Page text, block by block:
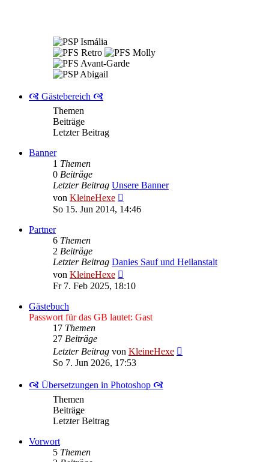
🙧 Gästebereich 🙧
Themen
Beiträge
Letzter Beitrag
Banner
1 Themen
0 Beiträge
Letzter Beitrag Unsere Banner
von KleineHexe
Beitrag
So 15. Jun 2014, 14:46
Partner
6 Themen
2 Beiträge
Letzter Beitrag Danies Sauf und Heilanstalt
von KleineHexe
Beitrag
Fr 7. Feb 2025, 18:10
Gästebuch
Passwort für das GB lautet: Gast
17 Themen
27 Beiträge
Letzter Beitrag von KleineHexe
So 7. Jun 2026, 17:53
🙧 Übersetzungen in Photoshop 🙧
Themen
Beiträge
Letzter Beitrag
Vorwort
5 Themen